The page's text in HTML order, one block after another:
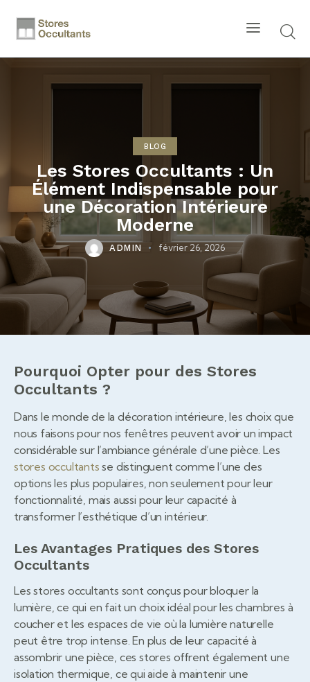
BLOG
Les Stores Occultants : Un
Élément Indispensable pour
une Décoration Intérieure
Moderne
ADMIN février 26, 2026
Pourquoi Opter pour des Stores
Occultants ?
Dans le monde de la décoration intérieure, les choix que
nous faisons pour nos fenêtres peuvent avoir un impact
considérable sur l’ambiance générale d’une pièce. Les
stores occultants se distinguent comme l’une des
options les plus populaires, non seulement pour leur
fonctionnalité, mais aussi pour leur capacité à
transformer l’esthétique d’un intérieur.
Les Avantages Pratiques des Stores
Occultants
Les stores occultants sont conçus pour bloquer la
lumière, ce qui en fait un choix idéal pour les chambres à
coucher et les espaces de vie où la lumière naturelle
peut être trop intense. En plus de leur capacité à
assombrir une pièce, ces stores offrent également une
isolation thermique, ce qui aide à maintenir une